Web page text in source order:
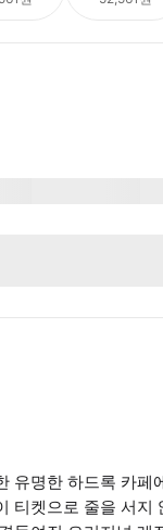
유명한 하드록 카
티켓으로 줄을 서